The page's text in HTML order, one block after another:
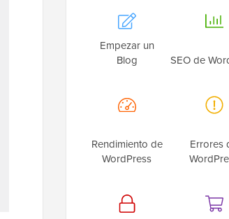
Empezar un
Blog
SEO de
Rendimiento de
WordPress
Errores